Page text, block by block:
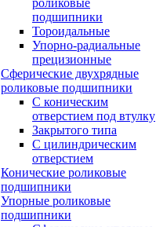
роликовые
подшипники
Тороидальные
Упорно-радиальные
прецизионные
Сферические двухрядные
роликовые подшипники
С коническим
отверстием под втулку
Закрытого типа
С цилиндрическим
отверстием
Конические роликовые
подшипники
Упорные роликовые
подшипники